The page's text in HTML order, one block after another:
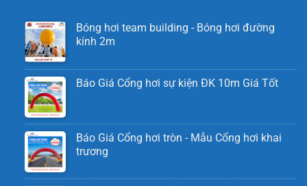
Bóng hơi team building - Bóng hơi đường
kính 2m
Báo Giá Cổng hơi sự kiện ĐK 10m Giá Tốt
Báo Giá Cổng hơi tròn - Mẫu Cổng hơi khai
trương